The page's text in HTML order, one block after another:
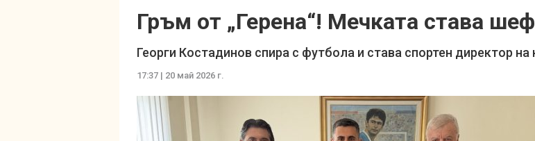
Гръм от „Герена“! Мечката става
Георги Костадинов спира с футбола и става спортен директор на
17:37 | 20 май 2026 г.